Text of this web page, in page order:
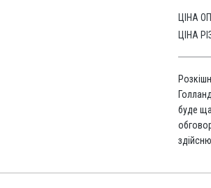
ЦІНА
ЦІНА
буде